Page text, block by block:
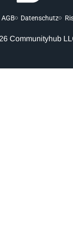
AGB Datenschutz
Communityhub